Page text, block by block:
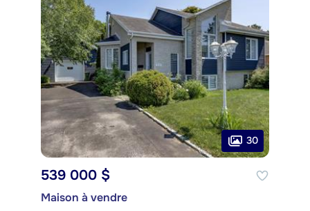
30
539 000 $
Maison à vendre